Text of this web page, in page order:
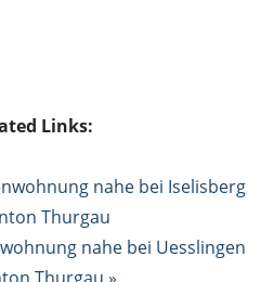
Links:
nahe bei Iselisberg
Thurgau
nahe bei Uesslingen